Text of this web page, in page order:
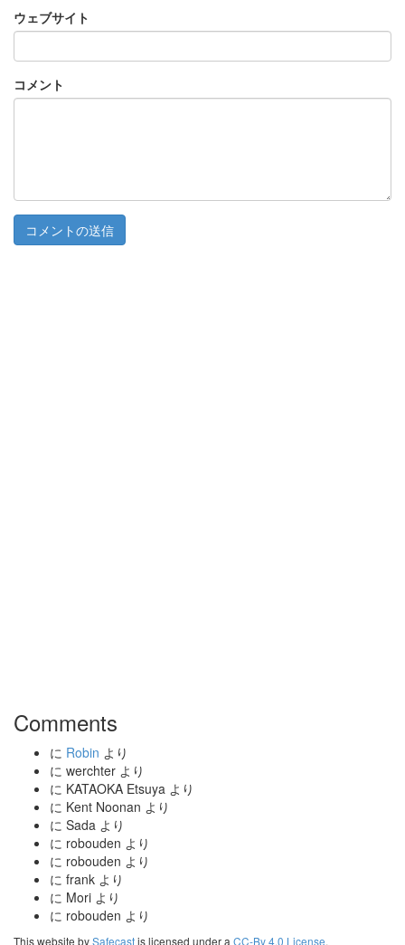
ウェブサイト
コメント
Comments
に Robin より
に werchter より
に KATAOKA Etsuya より
に Kent Noonan より
に Sada より
に robouden より
に robouden より
に frank より
に Mori より
に robouden より
This website bySafecastis licensed under a CC-By 4.0 License.